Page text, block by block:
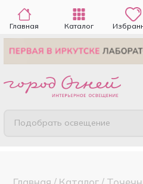
Главная Каталог
Подобрать освещение